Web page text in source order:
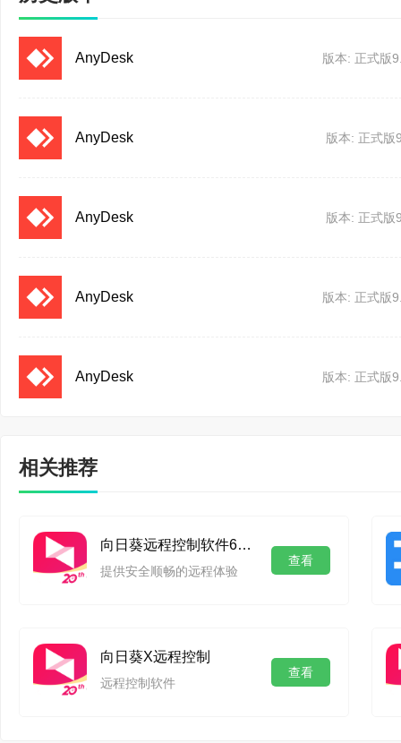
更低的带宽，AnyDesk
访问
忘记可靠性低和繁琐
地方，没有任何麻烦。
到AnyDesk是存在的。
您所有的应用程序，照
在您的硬盘驱动器，以
AnyDesk 版本: 正式版
AnyDesk 版本: 正式版
AnyDesk 版本: 正式版
AnyDesk 版本: 正式版
AnyDesk 版本: 正式版
相关推荐
向日葵远程控制软件64位
提供安全顺畅的远程体验
查看
向日葵X远程控制
远程控制软件
查看